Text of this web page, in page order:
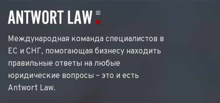
Международная команда специалистов в
ЕС и СНГ, помогающая бизнесу находить
правильные ответы на любые
юридические вопросы – это и есть
Antwort Law.